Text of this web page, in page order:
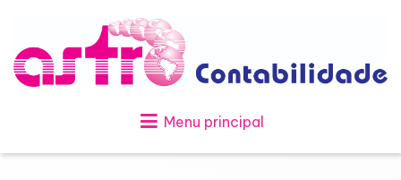
Menu principal